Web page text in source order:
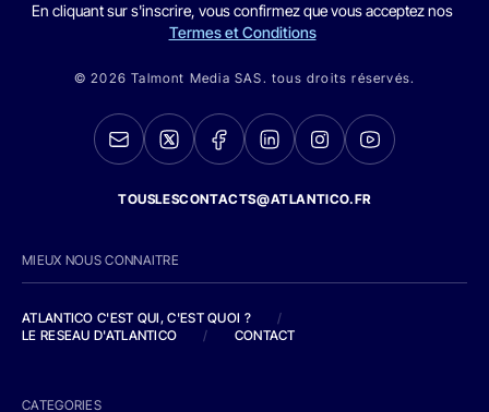
En cliquant sur s'inscrire, vous confirmez que vous acceptez nos
Termes et Conditions
© 2026 Talmont Media SAS. tous droits réservés.
TOUSLESCONTACTS@ATLANTICO.FR
MIEUX NOUS CONNAITRE
ATLANTICO C'EST QUI, C'EST QUOI ?
/
LE RESEAU D'ATLANTICO
/ CONTACT
CATEGORIES